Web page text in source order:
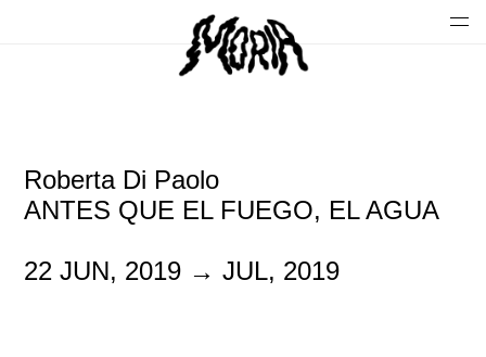
Roberta Di Paolo
ANTES QUE EL FUEGO, EL AGUA
22 JUN, 2019 → JUL, 2019